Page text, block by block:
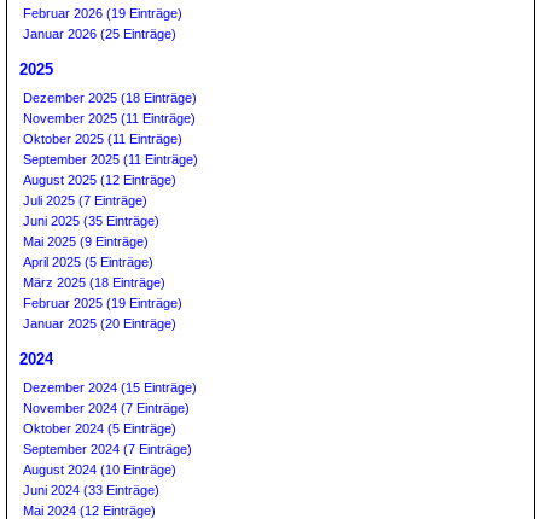
Februar 2026 (19 Einträge)
Januar 2026 (25 Einträge)
2025
Dezember 2025 (18 Einträge)
November 2025 (11 Einträge)
Oktober 2025 (11 Einträge)
September 2025 (11 Einträge)
August 2025 (12 Einträge)
Juli 2025 (7 Einträge)
Juni 2025 (35 Einträge)
Mai 2025 (9 Einträge)
April 2025 (5 Einträge)
März 2025 (18 Einträge)
Februar 2025 (19 Einträge)
Januar 2025 (20 Einträge)
2024
Dezember 2024 (15 Einträge)
November 2024 (7 Einträge)
Oktober 2024 (5 Einträge)
September 2024 (7 Einträge)
August 2024 (10 Einträge)
Juni 2024 (33 Einträge)
Mai 2024 (12 Einträge)